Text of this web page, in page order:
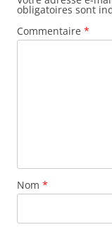
obligatoires sont
Commentaire *
Nom *